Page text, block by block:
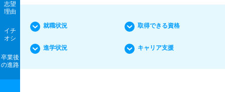
志望
理由
イチ
オシ
卒業後
の進路
就職状況 取得できる資格
進学状況 キャリア支援